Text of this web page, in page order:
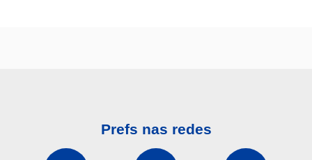
Prefs nas redes